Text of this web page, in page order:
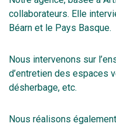
collaborateurs. Elle
Béarn et le Pays Basque.
Nous intervenons sur
d’entretien des espaces
désherbage, etc.
Nous réalisons